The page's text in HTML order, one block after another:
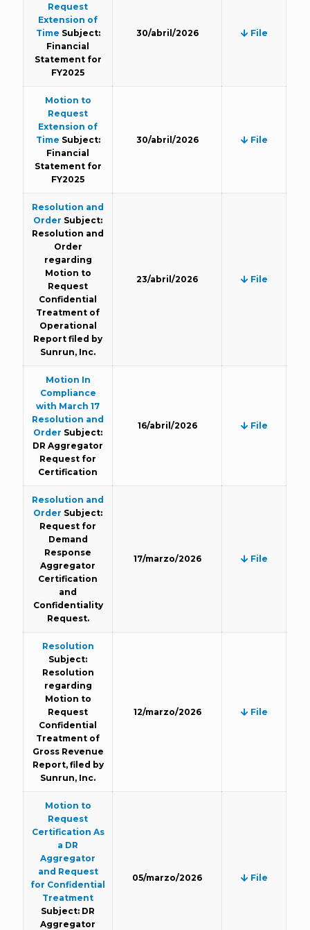
Request
Extension of
Time Subject:
Financial
Statement for
FY2025
30/abril/2026 File
Motion to
Request
Extension of
Time Subject:
Financial
Statement for
FY2025
30/abril/2026 File
Resolution and
Order Subject:
Resolution and
Order
regarding
Motion to
Request
Confidential
Treatment of
Operational
Report filed by
Sunrun, Inc.
23/abril/2026 File
Motion In
Compliance
with March 17
Resolution and
Order Subject:
DR Aggregator
Request for
Certification
16/abril/2026 File
Resolution and
Order Subject:
Request for
Demand
Response
Aggregator
Certification
and
Confidentiality
Request.
17/marzo/2026 File
Resolution
Subject:
Resolution
regarding
Motion to
Request
Confidential
Treatment of
Gross Revenue
Report, filed by
Sunrun, Inc.
12/marzo/2026 File
Motion to
Request
Certification As
a DR
Aggregator
and Request
for Confidential
Treatment
Subject: DR
Aggregator
05/marzo/2026 File